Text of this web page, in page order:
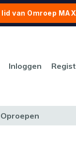
lid van Omroep MAX
Inloggen
Oproepen